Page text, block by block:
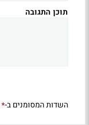
תוכן התגובה
השדות המסומנים ב-*